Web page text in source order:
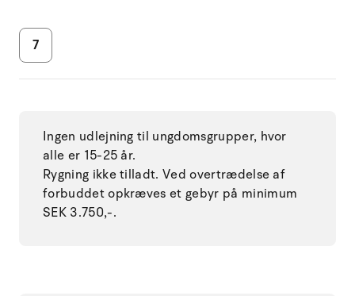
7
Ingen udlejning til ungdomsgrupper, hvor
alle er 15-25 år.
Rygning ikke tilladt. Ved overtrædelse af
forbuddet opkræves et gebyr på minimum
SEK 3.750,-.